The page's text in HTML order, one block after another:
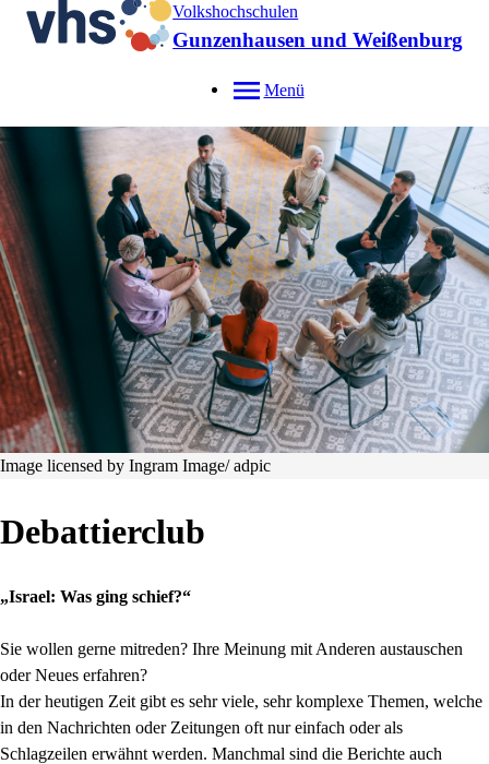
Volkshochschulen
Gunzenhausen und Weißenburg
Menü
Image licensed by Ingram Image/ adpic
Debattierclub
„Israel: Was ging schief?“
Sie wollen gerne mitreden? Ihre Meinung mit Anderen austauschen
oder Neues erfahren?
In der heutigen Zeit gibt es sehr viele, sehr komplexe Themen, welche
in den Nachrichten oder Zeitungen oft nur einfach oder als
Schlagzeilen erwähnt werden. Manchmal sind die Berichte auch